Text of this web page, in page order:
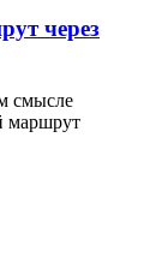
через
смысле
маршрут